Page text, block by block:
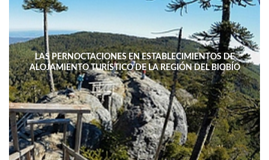
LAS PERNOCTACIONES EN ESTABLECIMIENTOS DE
ALOJAMIENTO TURÍSTICO DE LA REGIÓN DEL BIOBÍO
DISMINUYERON 15,4% INTERANUAL